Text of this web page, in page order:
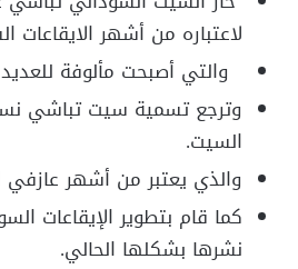
لاعتباره من أشهر الايقاعات
والتي أصبحت مألوفة
وترجع تسمية سيت تباشي
السيت.
والذي يعتبر من أشهر عازفي
كما قام بتطوير الإيقاعات
نشرها بشكلها الحالي.